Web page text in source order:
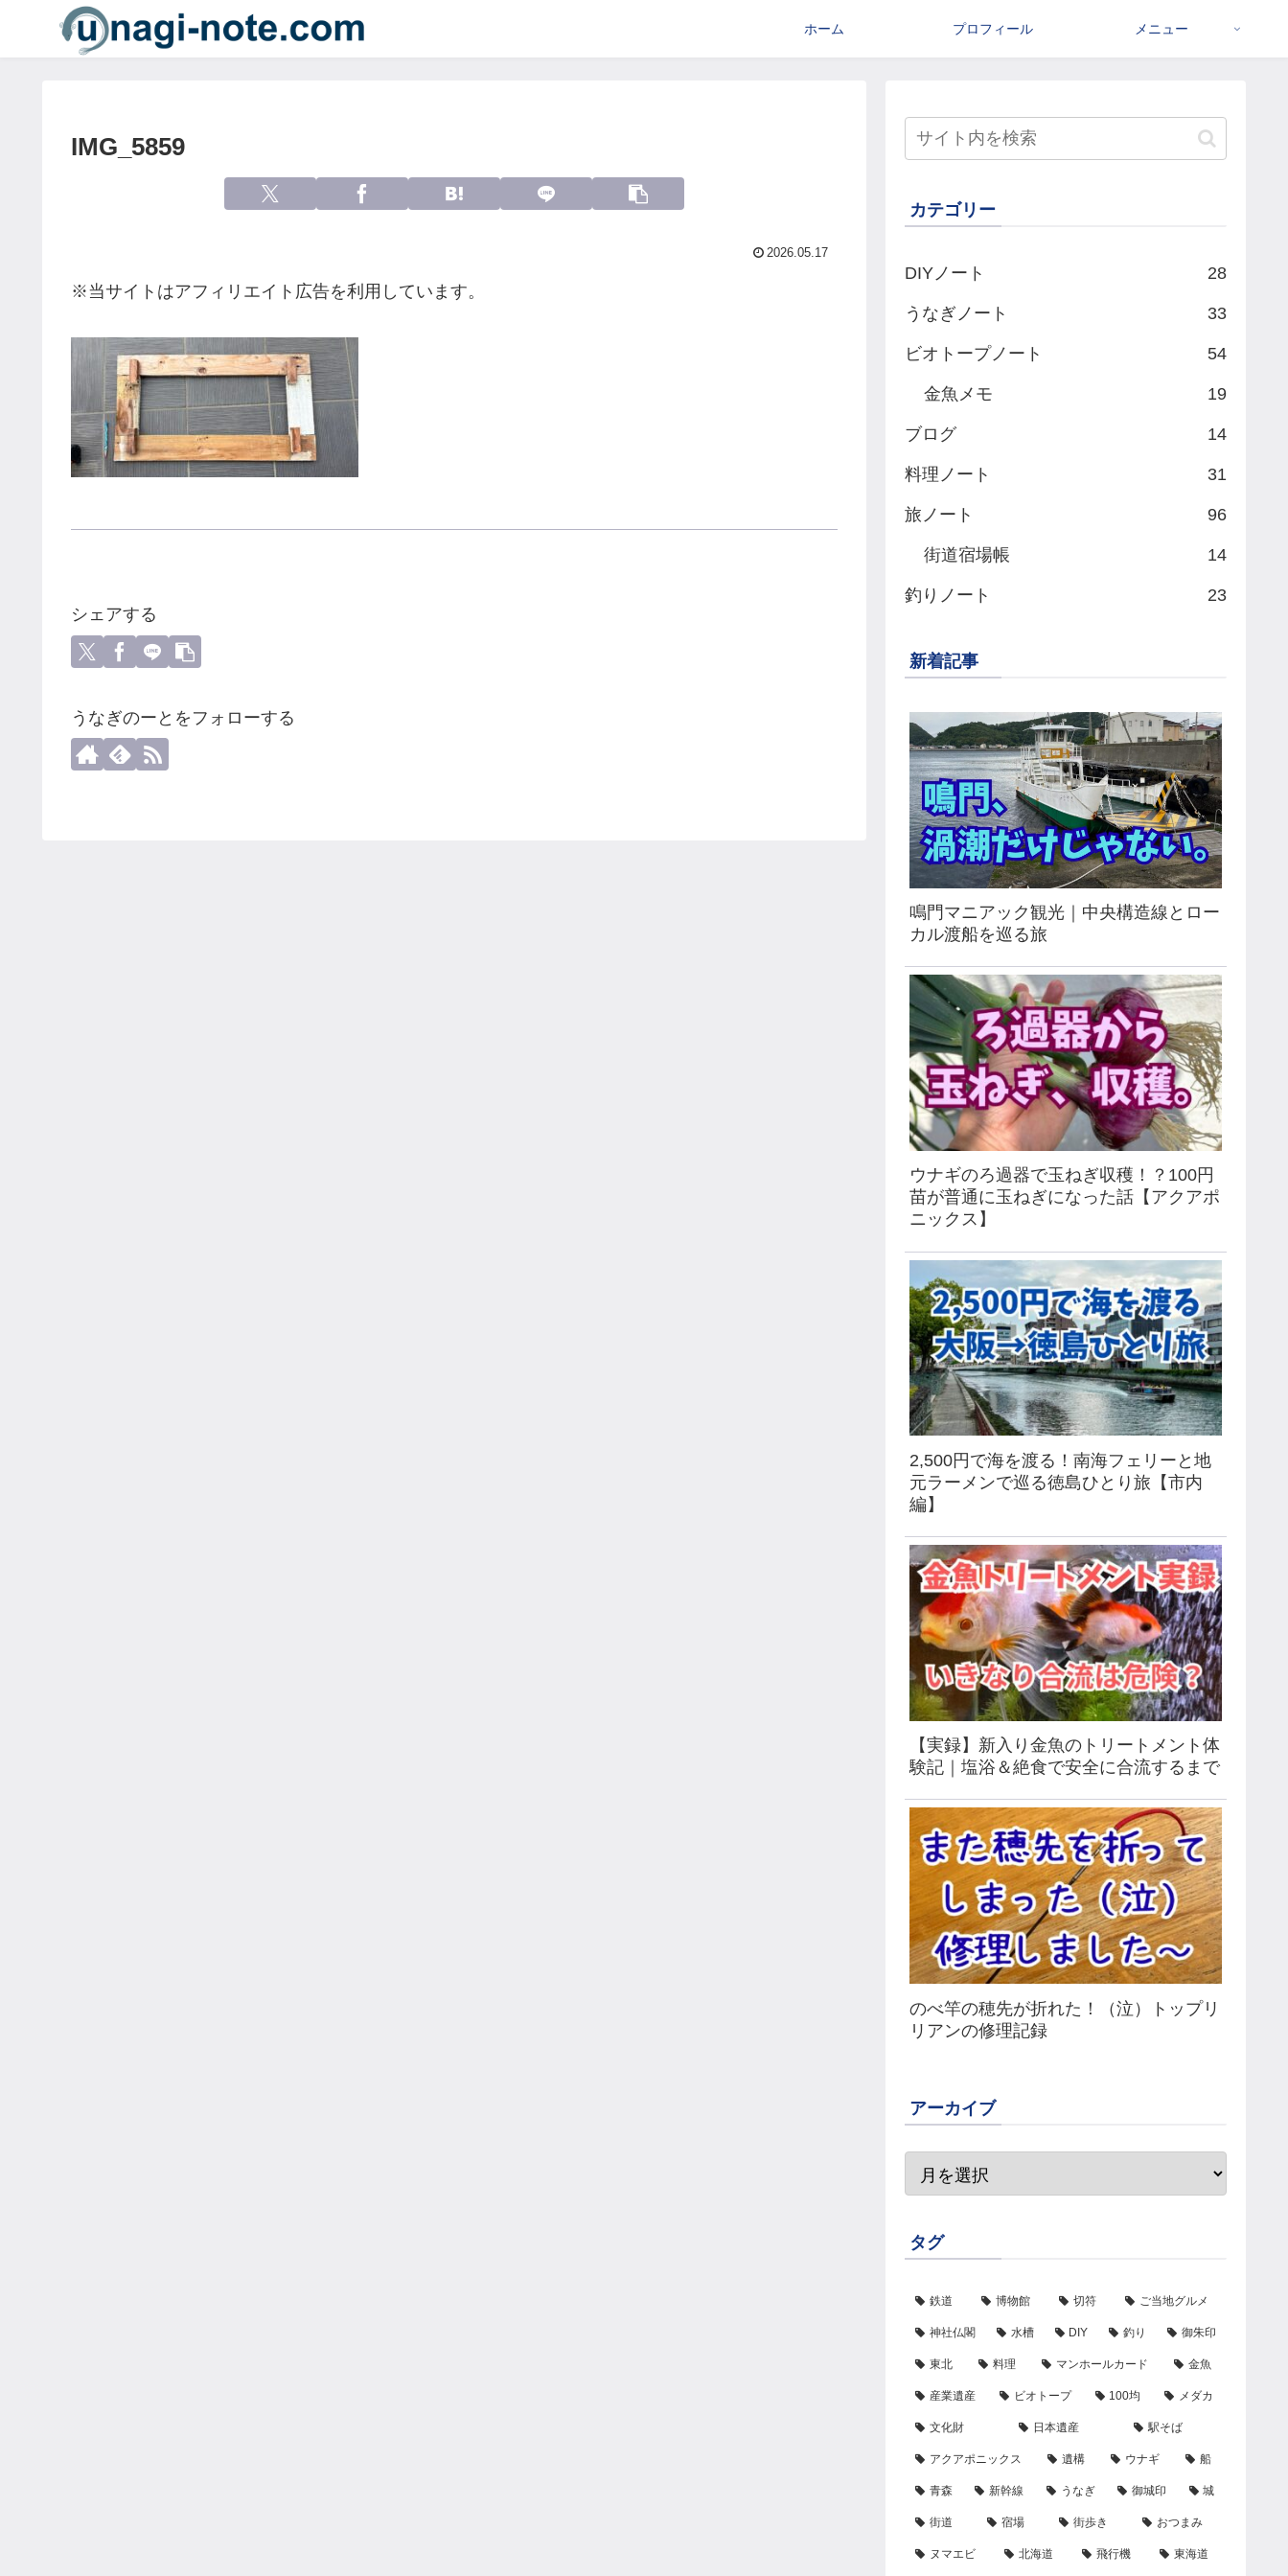
ホーム プロフィール メニュー
IMG_5859
2026.05.17
※当サイトはアフィリエイト広告を利用しています。
シェアする
うなぎのーとをフォローする
カテゴリー
DIYノート 28
うなぎノート 33
ビオトープノート 54
金魚メモ 19
ブログ 14
料理ノート 31
旅ノート 96
街道宿場帳 14
釣りノート 23
新着記事
鳴門マニアック観光｜中央構造線とロー
カル渡船を巡る旅
ウナギのろ過器で玉ねぎ収穫！？100円
苗が普通に玉ねぎになった話【アクアポ
ニックス】
2,500円で海を渡る！南海フェリーと地
元ラーメンで巡る徳島ひとり旅【市内
編】
【実録】新入り金魚のトリートメント体
験記｜塩浴＆絶食で安全に合流するまで
のべ竿の穂先が折れた！（泣）トップリ
リアンの修理記録
アーカイブ
タグ
鉄道 博物館 切符 ご当地グルメ
神社仏閣 水槽 DIY 釣り 御朱印
東北 料理 マンホールカード 金魚
産業遺産 ビオトープ 100均 メダカ
文化財 日本遺産 駅そば
アクアポニックス 遺構 ウナギ 船
青森 新幹線 うなぎ 御城印 城
街道 宿場 街歩き おつまみ
ヌマエビ 北海道 飛行機 東海道